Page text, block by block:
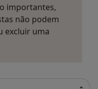
importantes,
não podem
excluir uma